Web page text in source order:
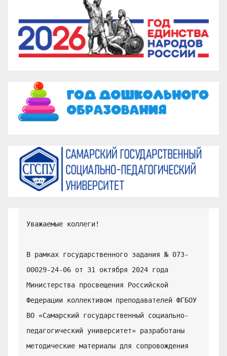
Уважаемые коллеги!
В рамках государственного задания № 073-
00029-24-06 от 31 октября 2024 года
Министерства просвещения Российской
Федерации коллективом преподавателей ФГБОУ
ВО «Самарский государственный социально-
педагогический университет» разработаны
методические материалы для сопровождения